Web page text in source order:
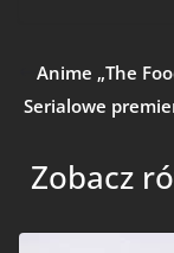
Anime „The
Serialowe
Zobacz